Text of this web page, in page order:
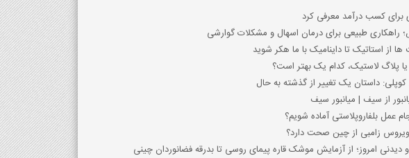
برای کسب درآمد معرفی کرد
راهکاری طبیعی برای درمان اسهال و مشکلات گوارشی
از استاتیک تا داینامیک با ما هکر شوید
پلاگ لاستیک، کدام یک بهتر است؟
داستان یک تغییر از گذشته به حال
از سیف | میانبور سیف
عمل بلفاروپلاستی آماده شویم؟
زامبی از چین صحت دارد؟
دیدنی امروز؛ از آزمایش موشک قاره پیمای روسی تا بدرقه فضانوردان چینی